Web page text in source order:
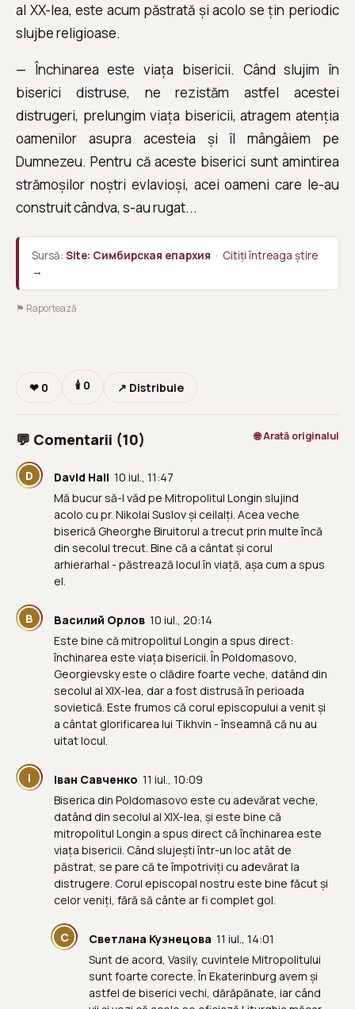
al XX-lea, este acum păstrată și acolo se țin periodic
slujbe religioase.
— Închinarea este viața bisericii. Când slujim în
biserici distruse, ne rezistăm astfel acestei
distrugeri, prelungim viața bisericii, atragem atenția
oamenilor asupra acesteia și îl mângâiem pe
Dumnezeu. Pentru că aceste biserici sunt amintirea
strămoșilor noștri evlavioși, acei oameni care le-au
construit cândva, s-au rugat...
Sursă: Site: Симбирская епархия · Citiți întreaga știre
→
⚑ Raportează
❤ 0 🕯 0 ↗ Distribuie
💬 Comentarii (10) 🌐 Arată originalul
D David Hall 10 iul., 11:47
Mă bucur să-l văd pe Mitropolitul Longin slujind
acolo cu pr. Nikolai Suslov și ceilalți. Acea veche
biserică Gheorghe Biruitorul a trecut prin multe încă
din secolul trecut. Bine că a cântat și corul
arhierarhal - păstrează locul în viață, așa cum a spus
el.
В Василий Орлов 10 iul., 20:14
Este bine că mitropolitul Longin a spus direct:
închinarea este viața bisericii. În Poldomasovo,
Georgievsky este o clădire foarte veche, datând din
secolul al XIX-lea, dar a fost distrusă în perioada
sovietică. Este frumos că corul episcopului a venit și
a cântat glorificarea lui Tikhvin - înseamnă că nu au
uitat locul.
І Іван Савченко 11 iul., 10:09
Biserica din Poldomasovo este cu adevărat veche,
datând din secolul al XIX-lea, și este bine că
mitropolitul Longin a spus direct că închinarea este
viața bisericii. Când slujești într-un loc atât de
păstrat, se pare că te împotriviți cu adevărat la
distrugere. Corul episcopal nostru este bine făcut și
celor veniți, fără să cânte ar fi complet gol.
С Светлана Кузнецова 11 iul., 14:01
Sunt de acord, Vasily, cuvintele Mitropolitului
sunt foarte corecte. În Ekaterinburg avem și
astfel de biserici vechi, dărăpănate, iar când